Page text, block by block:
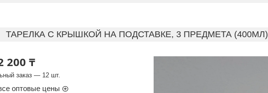
ТАРЕЛКА С КРЫШКОЙ НА ПОДСТАВКЕ, 3 ПРЕДМЕТА (400МЛ)
200 ₸
заказ — 12 шт.
оптовые цены